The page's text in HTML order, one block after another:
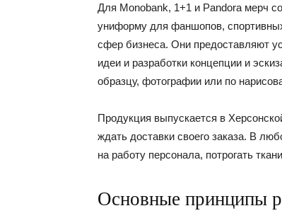
Для Monobank, 1+1 и Pandora мерч
униформу для фаншопов,
сфер бизнеса. Они предоставляют
идеи и разработки концепции и
образцу, фотографии или по
Продукция выпускается в
ждать доставки своего заказа. В
на работу персонала, потрогать
Основные принципы